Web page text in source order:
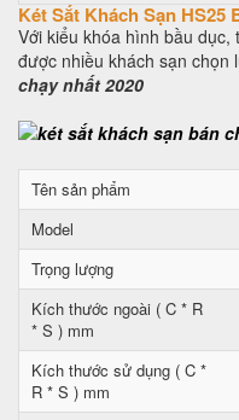
Két Sắt Khách Sạn
Với kiểu khóa hình bầu
được nhiều khách sạn chọn
chạy nhất 2020
Tên sản phẩm
Model
Trọng lượng
Kích thước ngoài ( C * R
* S ) mm
Kích thước sử dụng ( C *
R * S ) mm